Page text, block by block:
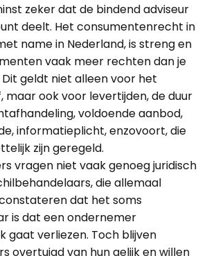
zeker dat de bindend adviseur
deelt. Het consumentenrecht in
name in Nederland, is streng en
vaak meer rechten dan je
Dit geldt niet alleen voor het
maar ook voor levertijden, de duur
voldoende aanbod,
informatieplicht, enzovoort, die
zijn geregeld.
vragen niet vaak genoeg juridisch
die allemaal
dat het soms
is dat een ondernemer
gaat verliezen. Toch blijven
overtuigd van hun gelijk en willen